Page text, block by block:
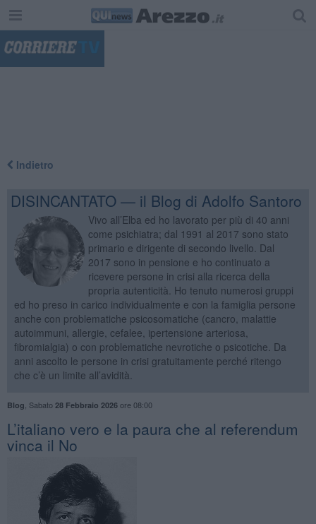
Indietro
DISINCANTATO — il Blog di Adolfo Santoro
Vivo all’Elba ed ho lavorato per più di 40 anni
come psichiatra; dal 1991 al 2017 sono stato
primario e dirigente di secondo livello. Dal
2017 sono in pensione e ho continuato a
ricevere persone in crisi alla ricerca della
propria autenticità. Ho tenuto numerosi gruppi
ed ho preso in carico individualmente e con la famiglia persone
anche con problematiche psicosomatiche (cancro, malattie
autoimmuni, allergie, cefalee, ipertensione arteriosa,
fibromialgia) o con problematiche nevrotiche o psicotiche. Da
anni ascolto le persone in crisi gratuitamente perché ritengo
che c’è un limite all’avidità.
Blog Sabato 28 Febbraio 2026ore 08:00
L’italiano vero e la paura che al referendum
vinca il No